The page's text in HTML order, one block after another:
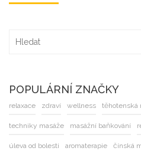
POPULÁRNÍ ZNAČKY
relaxace zdraví wellness těhotenská
techniky masáže masážní baňkování
úleva od bolesti aromaterapie čínská